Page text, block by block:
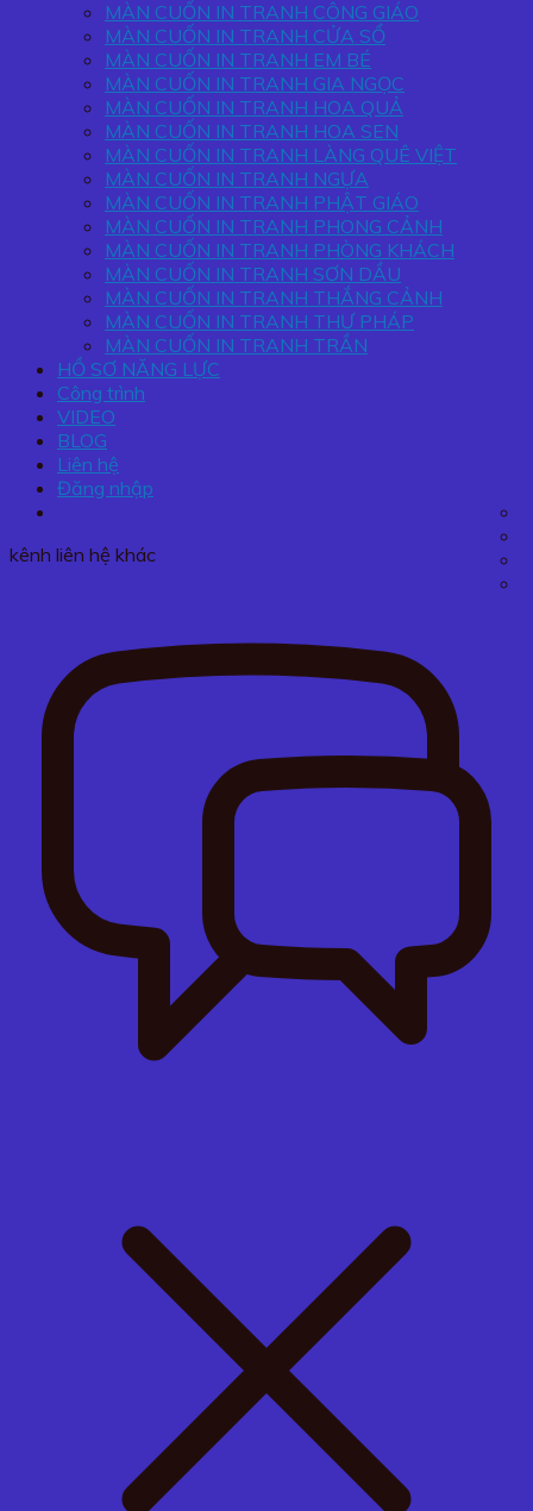
MÀN CUỐN IN TRANH CÔNG GIÁO
MÀN CUỐN IN TRANH CỬA SỔ
MÀN CUỐN IN TRANH EM BÉ
MÀN CUỐN IN TRANH GIA NGỌC
MÀN CUỐN IN TRANH HOA QUẢ
MÀN CUỐN IN TRANH HOA SEN
MÀN CUỐN IN TRANH LÀNG QUÊ VIỆT
MÀN CUỐN IN TRANH NGỰA
MÀN CUỐN IN TRANH PHẬT GIÁO
MÀN CUỐN IN TRANH PHONG CẢNH
MÀN CUỐN IN TRANH PHÒNG KHÁCH
MÀN CUỐN IN TRANH SƠN DẦU
MÀN CUỐN IN TRANH THẮNG CẢNH
MÀN CUỐN IN TRANH THƯ PHÁP
MÀN CUỐN IN TRANH TRẦN
HỒ SƠ NĂNG LỰC
Công trình
VIDEO
BLOG
Liên hệ
Đăng nhập
kênh liên hệ khác